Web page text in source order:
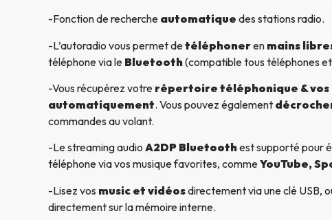
-Fonction de recherche automatique des stations radio.
-L’autoradio vous permet detéléphoneren mains
téléphone via le Bluetooth(compatible tous téléphones
-Vous récupérez votre répertoire téléphonique & vos
automatiquement. Vous pouvez également
commandes au volant.
-Le streaming audio A2DP Bluetoothest supporté pour
téléphone via vos musique favorites, commeYouTube,
-Lisez vos music et vidéosdirectement via une clé USB,
directement sur la mémoire interne.